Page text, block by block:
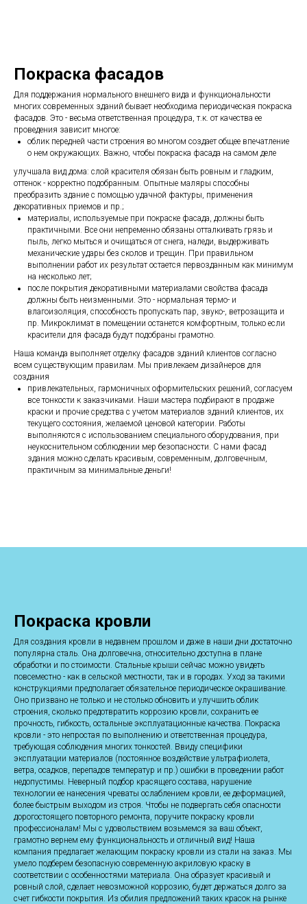
Покраска фасадов
Для поддержания нормального внешнего вида и функциональности
многих современных зданий бывает необходима периодическая покраска
фасадов. Это - весьма ответственная процедура, т.к. от качества ее
проведения зависит многое:
облик передней части строения во многом создает общее впечатление
о нем окружающих. Важно, чтобы покраска фасада на самом деле
улучшала вид дома: слой красителя обязан быть ровным и гладким,
оттенок - корректно подобранным. Опытные маляры способны
преобразить здание с помощью удачной фактуры, применения
декоративных приемов и пр.;
материалы, используемые при покраске фасада, должны быть
практичными. Все они непременно обязаны отталкивать грязь и
пыль, легко мыться и очищаться от снега, наледи, выдерживать
механические удары без сколов и трещин. При правильном
выполнении работ их результат остается первозданным как минимум
на несколько лет;
после покрытия декоративными материалами свойства фасада
должны быть неизменными. Это - нормальная термо- и
влагоизоляция, способность пропускать пар, звуко-, ветрозащита и
пр. Микроклимат в помещении останется комфортным, только если
красители для фасада будут подобраны грамотно.
Наша команда выполняет отделку фасадов зданий клиентов согласно
всем существующим правилам. Мы привлекаем дизайнеров для
создания
привлекательных, гармоничных оформительских решений, согласуем
все тонкости к заказчиками. Наши мастера подбирают в продаже
краски и прочие средства с учетом материалов зданий клиентов, их
текущего состояния, желаемой ценовой категории. Работы
выполняются с использованием специального оборудования, при
неукоснительном соблюдении мер безопасности. С нами фасад
здания можно сделать красивым, современным, долговечным,
практичным за минимальные деньги!
Покраска кровли
Для создания кровли в недавнем прошлом и даже в наши дни достаточно
популярна сталь. Она долговечна, относительно доступна в плане
обработки и по стоимости. Стальные крыши сейчас можно увидеть
повсеместно - как в сельской местности, так и в городах. Уход за такими
конструкциями предполагает обязательное периодическое окрашивание.
Оно призвано не только и не столько обновить и улучшить облик
строения, сколько предотвратить коррозию кровли, сохранить ее
прочность, гибкость, остальные эксплуатационные качества. Покраска
кровли - это непростая по выполнению и ответственная процедура,
требующая соблюдения многих тонкостей. Ввиду специфики
эксплуатации материалов (постоянное воздействие ультрафиолета,
ветра, осадков, перепадов температур и пр.) ошибки в проведении работ
недопустимы. Неверный подбор красящего состава, нарушение
технологии ее нанесения чреваты ослаблением кровли, ее деформацией,
более быстрым выходом из строя. Чтобы не подвергать себя опасности
дорогостоящего повторного ремонта, поручите покраску кровли
профессионалам! Мы с удовольствием возьмемся за ваш объект,
грамотно вернем ему функциональность и отличный вид! Наша
компания предлагает желающим покраску кровли из стали на заказ. Мы
умело подберем безопасную современную акриловую краску в
соответствии с особенностями материала. Она образует красивый и
ровный слой, сделает невозможной коррозию, будет держаться долго за
счет гибкости покрытия. Из обилия предложений таких красок на рынке